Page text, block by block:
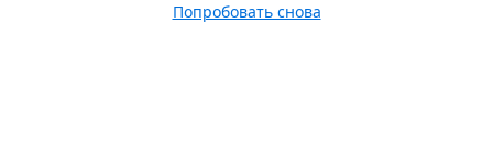
Попробовать снова